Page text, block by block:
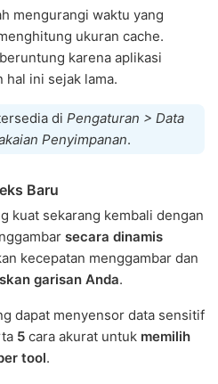
mengurangi waktu yang
ukuran cache.
karena aplikasi
hal ini sejak lama.
di Pengaturan > Data
Penyimpanan.
Baru
kuat sekarang kembali dengan
secara dinamis
kecepatan menggambar dan
garisan Anda.
dapat menyensor data sensitif
5 cara akurat untuk memilih
tool.